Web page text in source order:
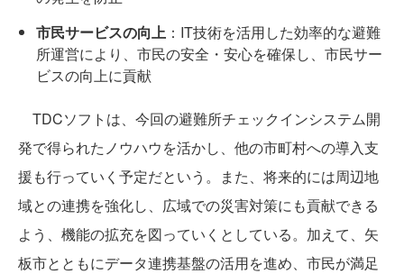
市民サービスの向上 ：IT技術を活用した効率的な避難
所運営により、市民の安全・安心を確保し、市民サー
ビスの向上に貢献
TDCソフトは、今回の避難所チェックインシステム開
発で得られたノウハウを活かし、他の市町村への導入支
援も行っていく予定だという。また、将来的には周辺地
域との連携を強化し、広域での災害対策にも貢献できる
よう、機能の拡充を図っていくとしている。加えて、矢
板市とともにデータ連携基盤の活用を進め、市民が満足